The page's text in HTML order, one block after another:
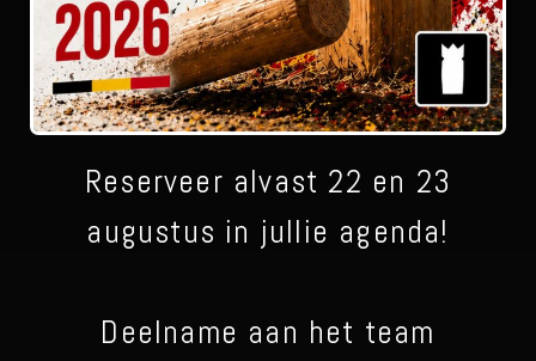
Reserveer alvast 22 en 23
augustus in jullie agenda!
Deelname aan het team